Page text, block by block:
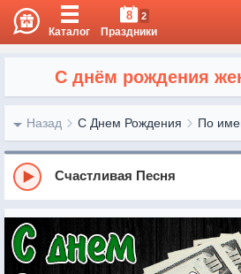
Каталог
8 2
Праздники
С днём рождения
Назад С Днем Рождения По
Счастливая Песня